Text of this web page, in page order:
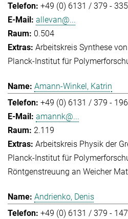
+49 (0) 6131 / 379 - 335
allevan@...
0.504
Arbeitskreis Synthese
Planck-Institut für
Amann-Winkel, Katrin
+49 (0) 6131 / 379 - 196
amannk@...
2.119
Arbeitskreis Physik der
Planck-Institut für
Röntgenstreuung an Weicher
Andrienko, Denis
+49 (0) 6131 / 379 - 147